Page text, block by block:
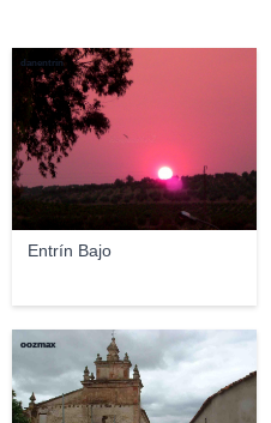
Entrín Bajo
danentrin
oozmax